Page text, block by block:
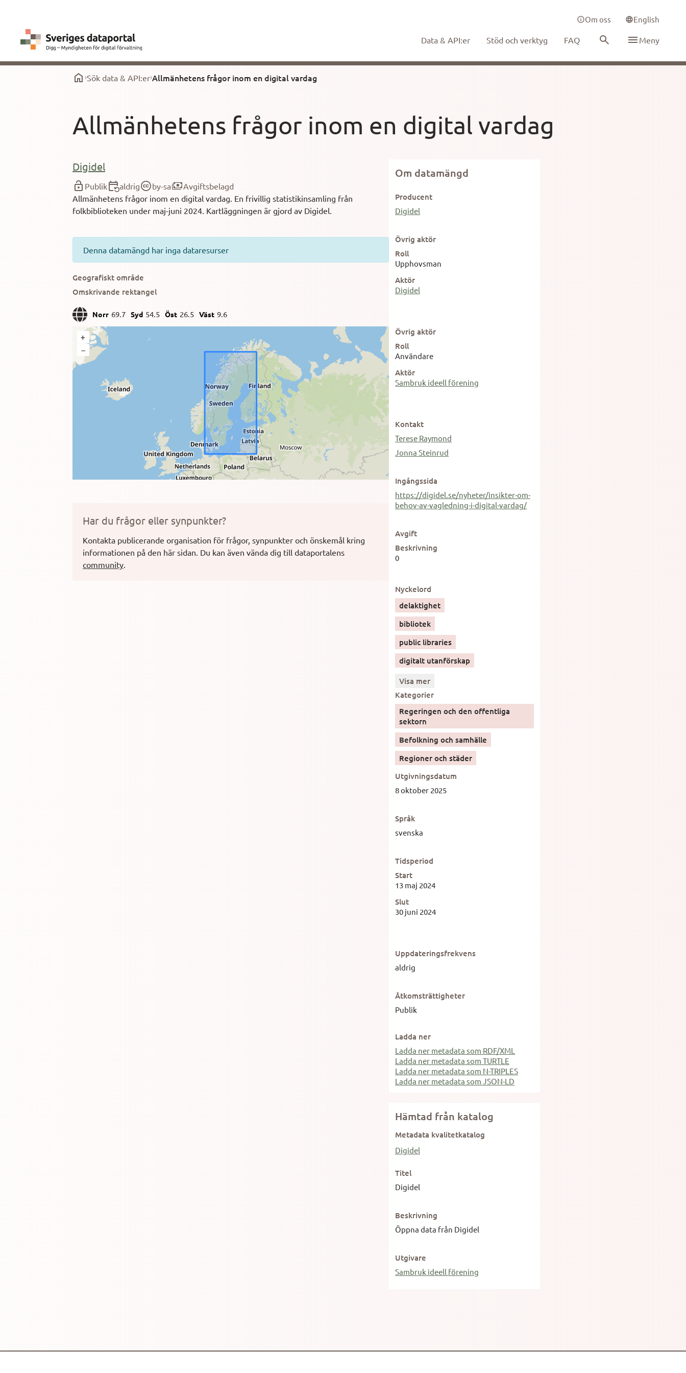
Om oss English
Data & API:er Stöd och verktyg FAQ Meny
Sök data & API:er Allmänhetens frågor inom en digital vardag
Allmänhetens frågor inom en digital vardag
Digidel
Publik aldrig by-sa
Avgiftsbelagd
Allmänhetens frågor inom en digital vardag. En frivillig statistikinsamling från
folkbiblioteken under maj-juni 2024. Kartläggningen är gjord av Digidel.
Denna datamängd har inga dataresurser
Geografiskt område
Omskrivande rektangel
Norr 69.7 Syd 54.5 Öst 26.5 Väst 9.6
+
–
Har du frågor eller synpunkter?
Kontakta publicerande organisation för frågor, synpunkter och önskemål kring
informationen på den här sidan. Du kan även vända dig till dataportalens
community.
Om datamängd
Producent
Digidel
Övrig aktör
Roll
Upphovsman
Aktör
Digidel
Övrig aktör
Roll
Användare
Aktör
Sambruk ideell förening
Kontakt
Terese Raymond
Jonna Steinrud
Ingångssida
https://digidel.se/nyheter/insikter-om-
behov-av-vagledning-i-digital-vardag/
Avgift
Beskrivning
0
Nyckelord
delaktighet
bibliotek
public libraries
digitalt utanförskap
Visa mer
Kategorier
Regeringen och den offentliga
sektorn
Befolkning och samhälle
Regioner och städer
Utgivningsdatum
8 oktober 2025
Språk
svenska
Tidsperiod
Start
13 maj 2024
Slut
30 juni 2024
Uppdateringsfrekvens
aldrig
Åtkomsträttigheter
Publik
Ladda ner
Ladda ner metadata som RDF/XML
Ladda ner metadata som TURTLE
Ladda ner metadata som N-TRIPLES
Ladda ner metadata som JSON-LD
Hämtad från katalog
Metadata kvalitetkatalog
Digidel
Titel
Digidel
Beskrivning
Öppna data från Digidel
Utgivare
Sambruk ideell förening